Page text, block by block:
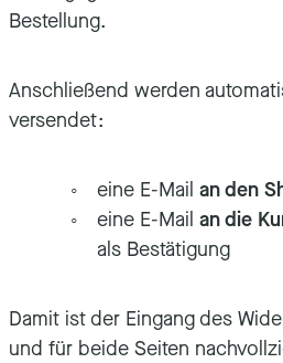
Bestellung.
Anschließend werden
versendet:
eine E-Mail an den
eine E-Mail an die
als Bestätigung
Damit ist der Eingang des
und für beide Seiten